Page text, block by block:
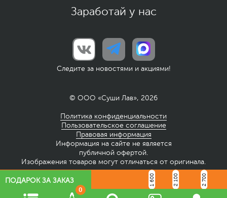
0
Заработай у нас
Следите за новостями и акциями!
© ООО «Суши Лав», 2026
Политика конфиденциальности
Пользовательское соглашение
Правовая информация
Информация на сайте не является
публичной офертой.
Изображения товаров могут отличаться от оригинала.
ПОДАРОК ЗА ЗАКАЗ 1 600 2 100 2 700